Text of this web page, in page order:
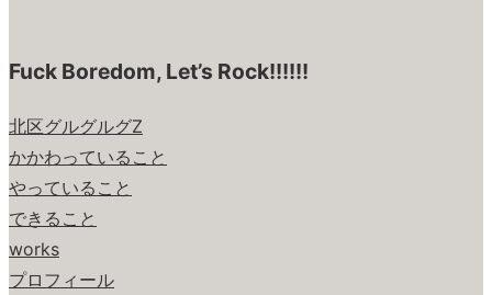
Fuck Boredom, Let’s Rock!!!!!!
北区グルグルグZ
かかわっていること
やっていること
できること
works
プロフィール